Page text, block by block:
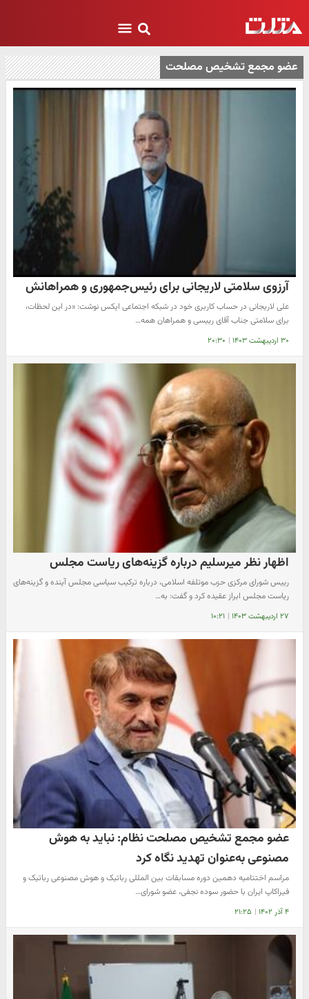
عضو مجمع تشخیص مصلحت
آرزوی سلامتی لاریجانی برای رئیس‌جمهوری و همراهانش
علی لاریجانی در حساب کاربری خود در شبکه اجتماعی ایکس نوشت: «در این لحظات،
برای سلامتی جناب آقای رییسی و همراهان همه…
۳۰ اردیبهشت ۱۴۰۳ | ۲۰:۳۰
اظهار نظر میرسلیم درباره گزینه‌های ریاست مجلس
رییس شورای مرکزی حزب موتلفه اسلامی، درباره ترکیب سیاسی مجلس آینده و گزینه‌های
ریاست مجلس ابراز عقیده کرد و گفت: به…
۲۷ اردیبهشت ۱۴۰۳ | ۱۰:۲۱
عضو مجمع تشخیص مصلحت نظام: نباید به هوش‌
مصنوعی به‌عنوان تهدید نگاه کرد
مراسم اختتامیه دهمین دوره مسابقات بین المللی رباتیک و هوش مصنوعی رباتیک و
فیراکاپ ایران با حضور سوده نجفی، عضو شورای…
۴ آذر ۱۴۰۲ | ۲۱:۲۵